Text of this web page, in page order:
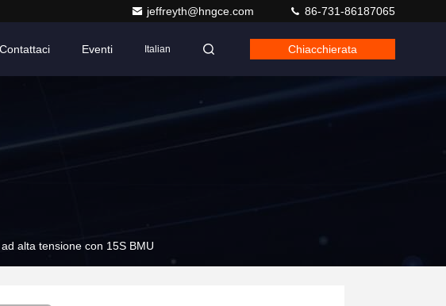
jeffreyth@hngce.com 86-731-86187065
Contattaci Eventi Italian Chiacchierata
alta tensione con 15S BMU